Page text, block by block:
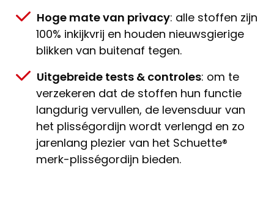
Hoge mate van privacy: alle stoffen zijn
100% inkijkvrij en houden nieuwsgierige
blikken van buitenaf tegen.
Uitgebreide tests & controles: om te
verzekeren dat de stoffen hun functie
langdurig vervullen, de levensduur van
het plisségordijn wordt verlengd en zo
jarenlang plezier van het Schuette®
merk-plisségordijn bieden.